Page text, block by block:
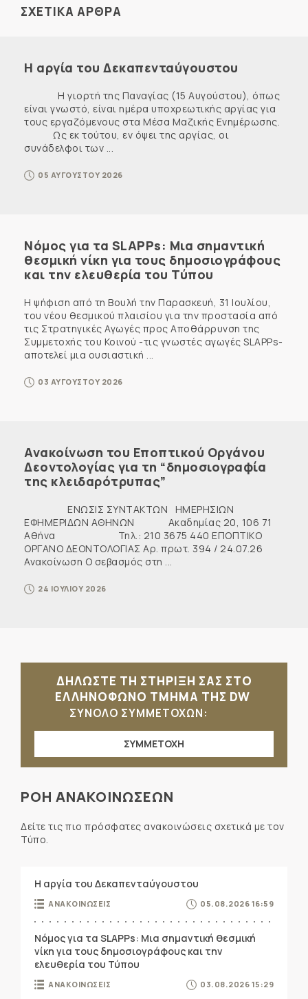
ΣΧΕΤΙΚΑ ΑΡΘΡΑ
Η αργία του Δεκαπενταύγουστου
Η γιορτή της Παναγίας (15 Αυγούστου), όπως
είναι γνωστό, είναι ημέρα υποχρεωτικής αργίας για
τους εργαζόμενους στα Μέσα Μαζικής Ενημέρωσης.
Ως εκ τούτου, εν όψει της αργίας, οι
συνάδελφοι των ...
05 ΑΥΓΟΥΣΤΟΥ 2026
Νόμος για τα SLAPPs: Μια σημαντική
θεσμική νίκη για τους δημοσιογράφους
και την ελευθερία του Τύπου
Η ψήφιση από τη Βουλή την Παρασκευή, 31 Ιουλίου,
του νέου θεσμικού πλαισίου για την προστασία από
τις Στρατηγικές Αγωγές προς Αποθάρρυνση της
Συμμετοχής του Κοινού -τις γνωστές αγωγές SLAPPs-
αποτελεί μια ουσιαστική ...
03 ΑΥΓΟΥΣΤΟΥ 2026
Ανακοίνωση του Εποπτικού Οργάνου
Δεοντολογίας για τη “δημοσιογραφία
της κλειδαρότρυπας”
ΕΝΩΣΙΣ ΣΥΝΤΑΚΤΩΝ ΗΜΕΡΗΣΙΩΝ
ΕΦΗΜΕΡΙΔΩΝ ΑΘΗΝΩΝ Ακαδημίας 20, 106 71
Αθήνα Τηλ.: 210 3675 440 ΕΠΟΠΤΙΚΟ
ΟΡΓΑΝΟ ΔΕΟΝΤΟΛΟΓΙΑΣ Αρ. πρωτ. 394 / 24.07.26
Ανακοίνωση Ο σεβασμός στη ...
24 ΙΟΥΛΙΟΥ 2026
ΔΗΛΩΣΤΕ ΤΗ ΣΤΗΡΙΞΗ ΣΑΣ ΣΤΟ
ΕΛΛΗΝΟΦΩΝΟ ΤΜΗΜΑ ΤΗΣ DW
ΣΥΝΟΛΟ ΣΥΜΜΕΤΟΧΩΝ:
ΣΥΜΜΕΤΟΧΗ
ΡΟΗ ΑΝΑΚΟΙΝΩΣΕΩΝ
Δείτε τις πιο πρόσφατες ανακοινώσεις σχετικά με τον
Τύπο.
Η αργία του Δεκαπενταύγουστου
ΑΝΑΚΟΙΝΩΣΕΙΣ 05.08.2026 16:59
Νόμος για τα SLAPPs: Μια σημαντική θεσμική
νίκη για τους δημοσιογράφους και την
ελευθερία του Τύπου
ΑΝΑΚΟΙΝΩΣΕΙΣ 03.08.2026 15:29